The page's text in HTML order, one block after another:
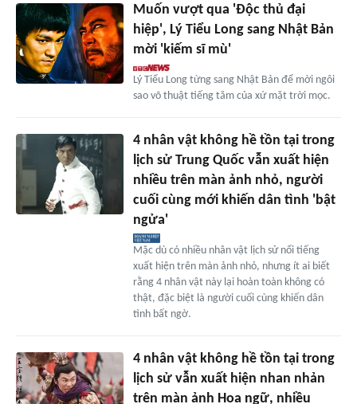
Muốn vượt qua 'Độc thủ đại
hiệp', Lý Tiểu Long sang Nhật Bản
mời 'kiếm sĩ mù'
Lý Tiểu Long từng sang Nhật Bản để mời ngôi
sao võ thuật tiếng tăm của xứ mặt trời mọc.
4 nhân vật không hề tồn tại trong
lịch sử Trung Quốc vẫn xuất hiện
nhiều trên màn ảnh nhỏ, người
cuối cùng mới khiến dân tình 'bật
ngửa'
Mặc dù có nhiều nhân vật lịch sử nổi tiếng
xuất hiện trên màn ảnh nhỏ, nhưng ít ai biết
rằng 4 nhân vật này lại hoàn toàn không có
thật, đặc biệt là người cuối cùng khiến dân
tình bất ngờ.
4 nhân vật không hề tồn tại trong
lịch sử vẫn xuất hiện nhan nhản
trên màn ảnh Hoa ngữ, nhiều